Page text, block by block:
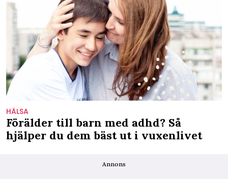
HÄLSA
Förälder till barn med adhd? Så
hjälper du dem bäst ut i vuxenlivet
Annons